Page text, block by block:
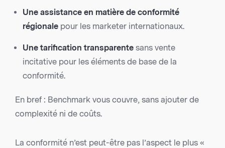
Une assistance en matière de conformité
régionale pour les marketer internationaux.
Une tarification transparente sans vente
incitative pour les éléments de base de la
conformité.
En bref : Benchmark vous couvre, sans ajouter de
complexité ni de coûts.
La conformité n’est peut-être pas l’aspect le plus «